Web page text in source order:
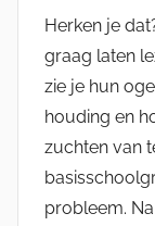
Herken je
graag laten
zie je hun
houding en
zuchten van
probleem. Na